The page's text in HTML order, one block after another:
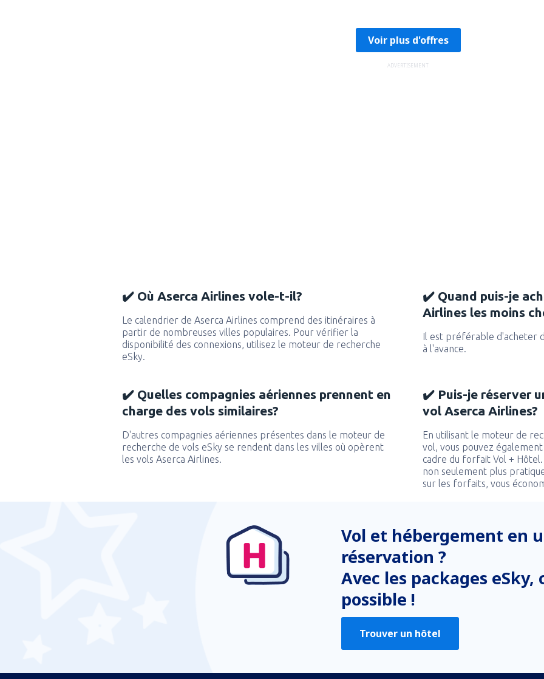
Voir plus d'offres
ADVERTISEMENT
✔️ Où Aserca Airlines vole-t-il?
Le calendrier de Aserca Airlines comprend des itinéraires à
partir de nombreuses villes populaires. Pour vérifier la
disponibilité des connexions, utilisez le moteur de recherche
eSky.
✔️ Quand puis-je
Airlines les moins
Il est préférable d'acheter
à l'avance.
✔️ Quelles compagnies aériennes prennent en
charge des vols similaires?
D'autres compagnies aériennes présentes dans le moteur de
recherche de vols eSky se rendent dans les villes où opèrent
les vols Aserca Airlines.
✔️ Puis-je réserver
vol Aserca Airlines?
En utilisant le moteur de
vol, vous pouvez
cadre du forfait Vol +
non seulement plus
sur les forfaits, vous
Vol et hébergement en
réservation ?
Avec les packages eSky,
possible !
Trouver un hôtel